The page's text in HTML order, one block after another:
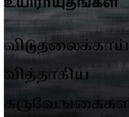
விடுதலைக்காய்
வித்தாகிய